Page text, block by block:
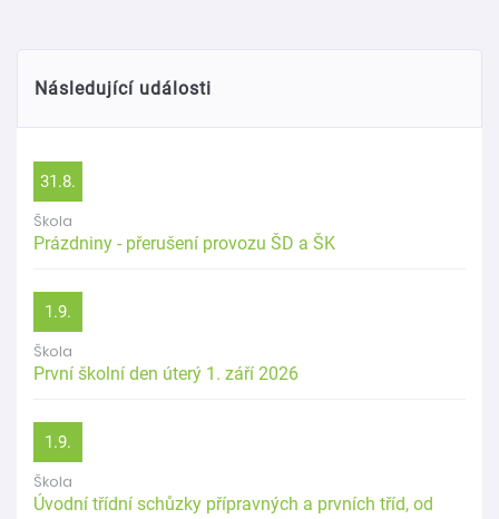
Následující události
31.8.
Škola
Prázdniny - přerušení provozu ŠD a ŠK
1.9.
Škola
První školní den úterý 1. září 2026
1.9.
Škola
Úvodní třídní schůzky přípravných a prvních tříd, od